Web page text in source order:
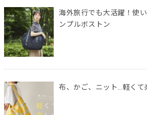
海外旅行でも大活躍！使
ンプルボストン
布、かご、ニット…軽くて